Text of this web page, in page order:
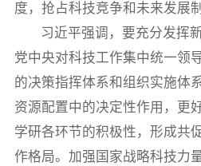
度，抢占科技竞争和未来发展
习近平强调，要充分发挥
党中央对科技工作集中统一领
的决策指挥体系和组织实施体
资源配置中的决定性作用，更
学研各环节的积极性，形成共
作格局。加强国家战略科技力